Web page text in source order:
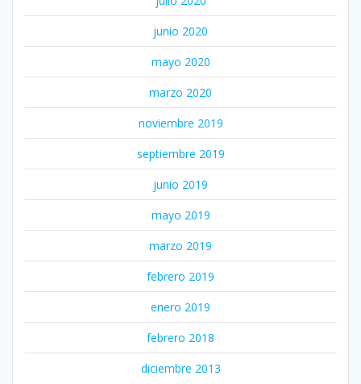
junio 2020
mayo 2020
marzo 2020
noviembre 2019
septiembre 2019
junio 2019
mayo 2019
marzo 2019
febrero 2019
enero 2019
febrero 2018
diciembre 2013